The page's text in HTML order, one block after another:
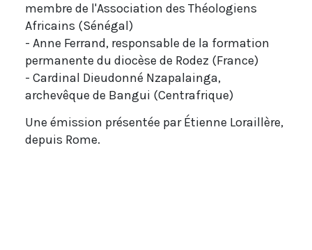
membre de l'Association des Théologiens
Africains (Sénégal)
- Anne Ferrand, responsable de la formation
permanente du diocèse de Rodez (France)
- Cardinal Dieudonné Nzapalainga,
archevêque de Bangui (Centrafrique)
Une émission présentée par Étienne Loraillère,
depuis Rome.